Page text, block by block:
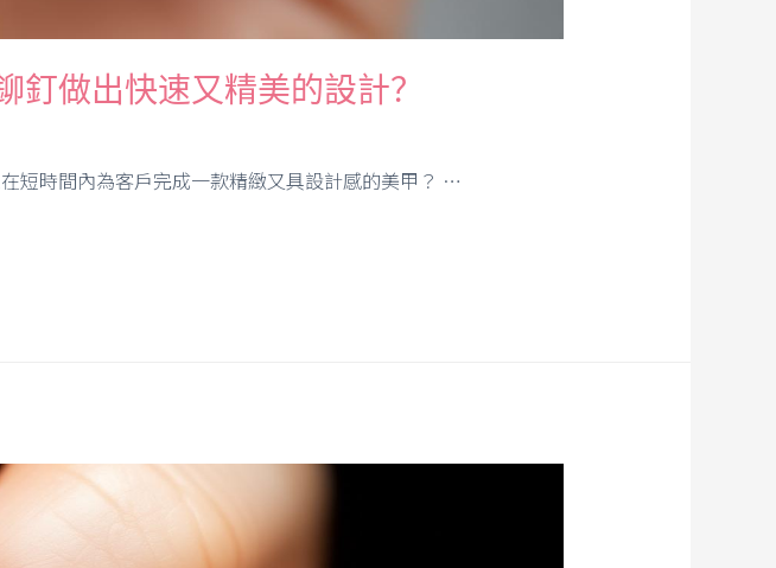
做出快速又精美的設計？
短時間內為客戶完成一款精緻又具設計感的美甲？ …